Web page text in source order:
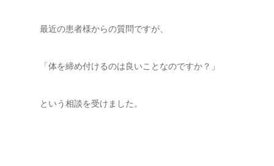
最近の患者様からの質問ですが、
「体を締め付けるのは良いことなのですか？」
という相談を受けました。